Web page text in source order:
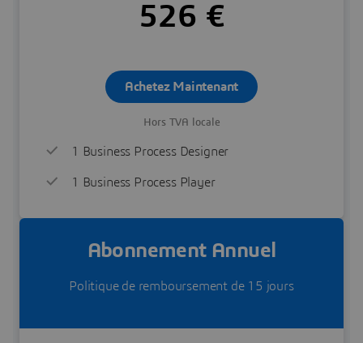
526 €
Achetez Maintenant
Hors TVA locale
1 Business Process Designer
1 Business Process Player
Abonnement Annuel
Politique de remboursement de 15 jours